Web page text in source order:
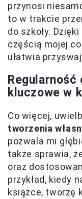
przynosi
to w trakcie
do szkoły.
częścią mojej
ułatwia
kluczowe w
Co więcej,
tworzenia
pozwala mi
także sprawia,
oraz
przykład, kiedy
książce, tworzę